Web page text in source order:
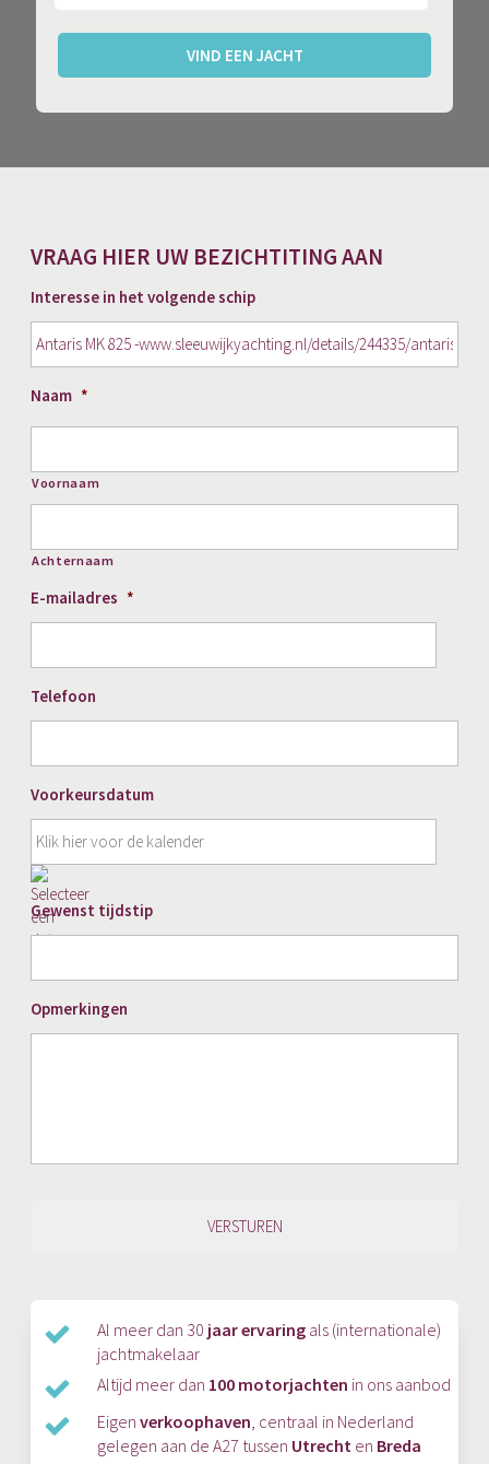
VIND EEN JACHT
VRAAG HIER UW BEZICHTITING AAN
Interesse in het volgende schip
Naam *
Voornaam
Achternaam
E-mailadres *
Telefoon
Voorkeursdatum
DD
slash
MM
JJJJ
Gewenst tijdstip
Opmerkingen
Al meer dan 30 jaar ervaring als (internationale)
jachtmakelaar
Altijd meer dan 100 motorjachten in ons aanbod
Eigenverkoophaven, centraal in Nederland
gelegen aan de A27 tussen Utrecht en Breda